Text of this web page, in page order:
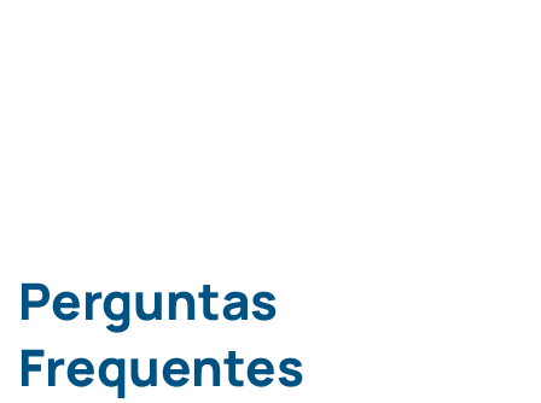
Perguntas
Frequentes